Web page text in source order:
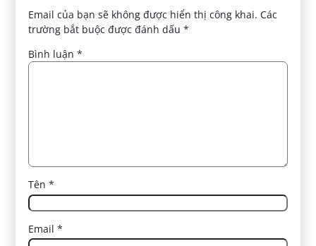
Email của bạn sẽ không được hiển thị công khai. Các
trường bắt buộc được đánh dấu*
Bình luận*
Tên*
Email*